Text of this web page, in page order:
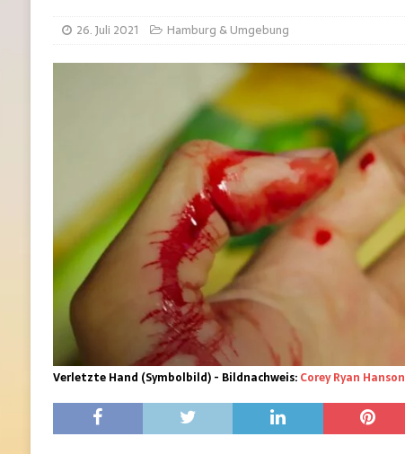
26. Juli 2021 Hamburg & Umgebung
Verletzte Hand (Symbolbild) - Bildnachweis: Corey Ryan Hanson